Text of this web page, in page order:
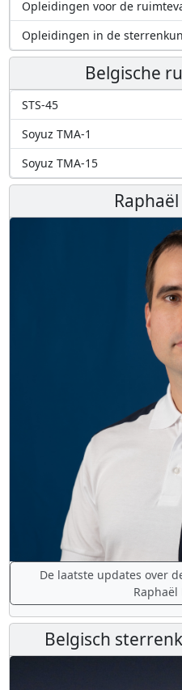
Opleidingen voor de
Opleidingen in de
Belgische
STS-45
Soyuz TMA-1
Soyuz TMA-15
De laatste updates over
Raphaël
Belgisch